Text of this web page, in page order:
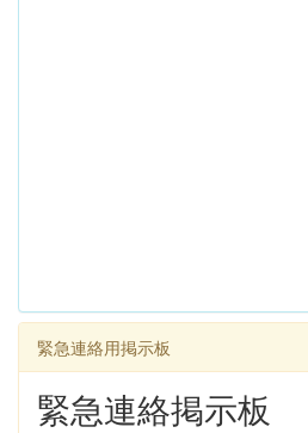
緊急連絡用掲示板
緊急連絡掲示板